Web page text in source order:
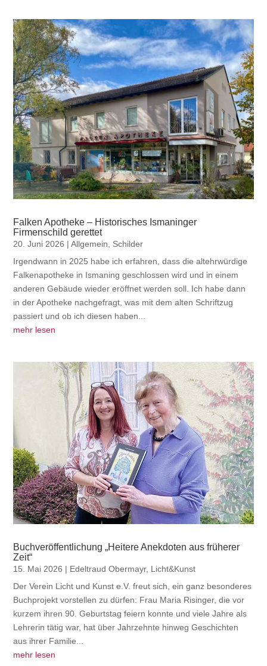
Falken Apotheke – Historisches Ismaninger
Firmenschild gerettet
20. Juni 2026 |Allgemein
Schilder
Irgendwann in 2025 habe ich erfahren, dass die altehrwürdige
Falkenapotheke in Ismaning geschlossen wird und in einem
anderen Gebäude wieder eröffnet werden soll. Ich habe dann
in der Apotheke nachgefragt, was mit dem alten Schriftzug
passiert und ob ich diesen haben...
mehr lesen
Buchveröffentlichung „Heitere Anekdoten aus früherer
Zeit“
15. Mai 2026 | Edeltraud Obermayr, Licht&Kunst
Der Verein Licht und Kunst e.V. freut sich, ein ganz besonderes
Buchprojekt vorstellen zu dürfen: Frau Maria Risinger, die vor
kurzem ihren 90. Geburtstag feiern konnte und viele Jahre als
Lehrerin tätig war, hat über Jahrzehnte hinweg Geschichten
aus ihrer Familie...
mehr lesen